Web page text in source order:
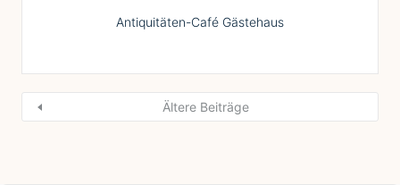
Antiquitäten-Café Gästehaus
Ältere Beiträge